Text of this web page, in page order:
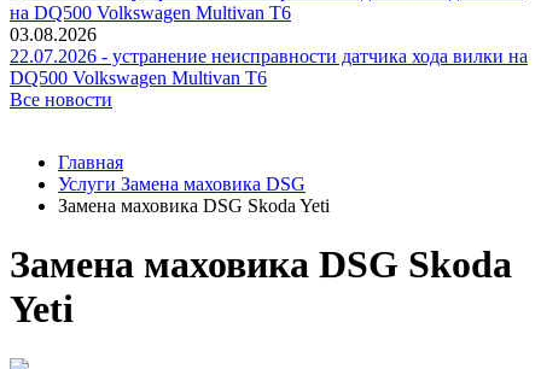
03.08.2026
22.07.2026 - устранение неисправности датчика хода вилки на
DQ500 Volkswagen Multivan T6
Все новости
Главная
Услуги Замена маховика DSG
Замена маховика DSG Skoda Yeti
Замена маховика DSG Skoda
Yeti